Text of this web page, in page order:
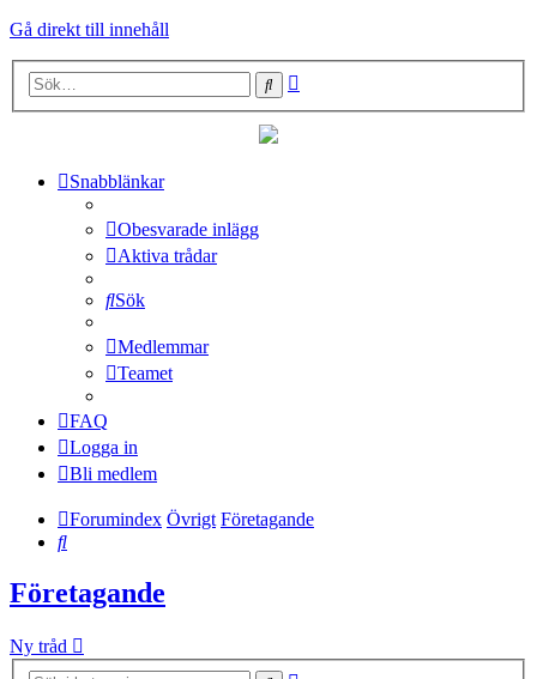
Gå direkt till innehåll
Sök
Snabblänkar
Obesvarade inlägg
Aktiva trådar
Sök
Medlemmar
Teamet
FAQ
Logga in
Bli medlem
Forumindex Övrigt Företagande
Sök
Företagande
Ny tråd